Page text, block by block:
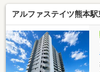
ス完備！駐車場
きましては、お気
アルファステイツ熊本駅